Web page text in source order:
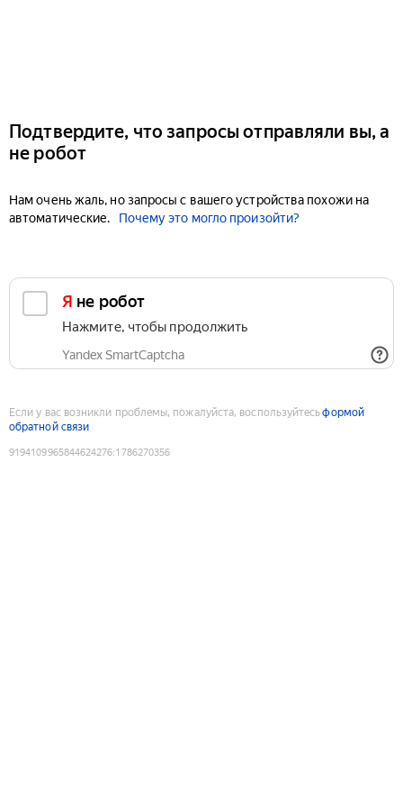
Подтвердите, что запросы отправляли вы, а
не робот
Нам очень жаль, но запросы с вашего устройства похожи на
автоматические.
Почему это могло произойти?
Я не робот
Нажмите, чтобы продолжить
Yandex SmartCaptcha
Если у вас возникли проблемы, пожалуйста, воспользуйтесьформой
обратной связи
9194109965844624276:1786270356